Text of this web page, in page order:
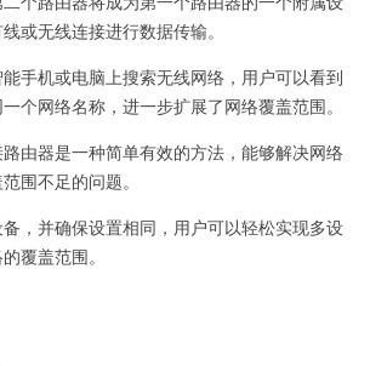
或无线连接进行数据传输。
机或电脑上搜索无线网络，用户可以看到
个网络名称，进一步扩展了网络覆盖范围。
器是一种简单有效的方法，能够解决网络
围不足的问题。
并确保设置相同，用户可以轻松实现多设
覆盖范围。